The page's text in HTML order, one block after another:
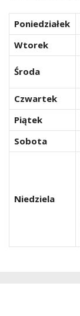
Poniedziałek
Wtorek
Środa
Czwartek
Piątek
Sobota
Niedziela